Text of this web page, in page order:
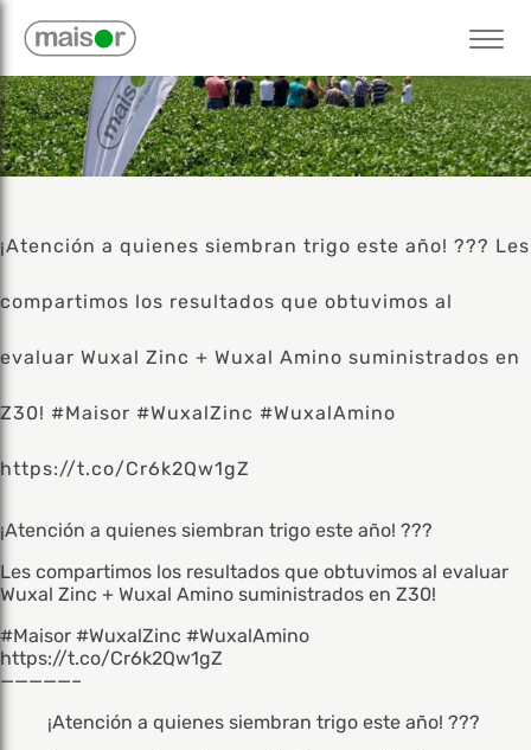
¡Atención a quienes siembran trigo este año! ??? Les
compartimos los resultados que obtuvimos al
evaluar Wuxal Zinc + Wuxal Amino suministrados en
Z30! #Maisor #WuxalZinc #WuxalAmino
https://t.co/Cr6k2Qw1gZ
¡Atención a quienes siembran trigo este año! ???
Les compartimos los resultados que obtuvimos al evaluar
Wuxal Zinc + Wuxal Amino suministrados en Z30!
#Maisor #WuxalZinc #WuxalAmino
https://t.co/Cr6k2Qw1gZ
—————–
¡Atención a quienes siembran trigo este año! ???